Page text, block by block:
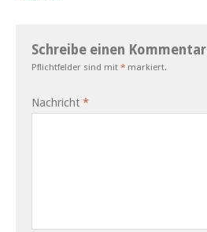
Schreibe einen Kommentar
Pflichtfelder sind mit * markiert.
Nachricht *